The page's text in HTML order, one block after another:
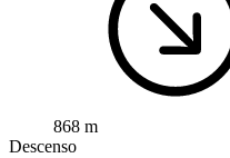
868 m
Descenso